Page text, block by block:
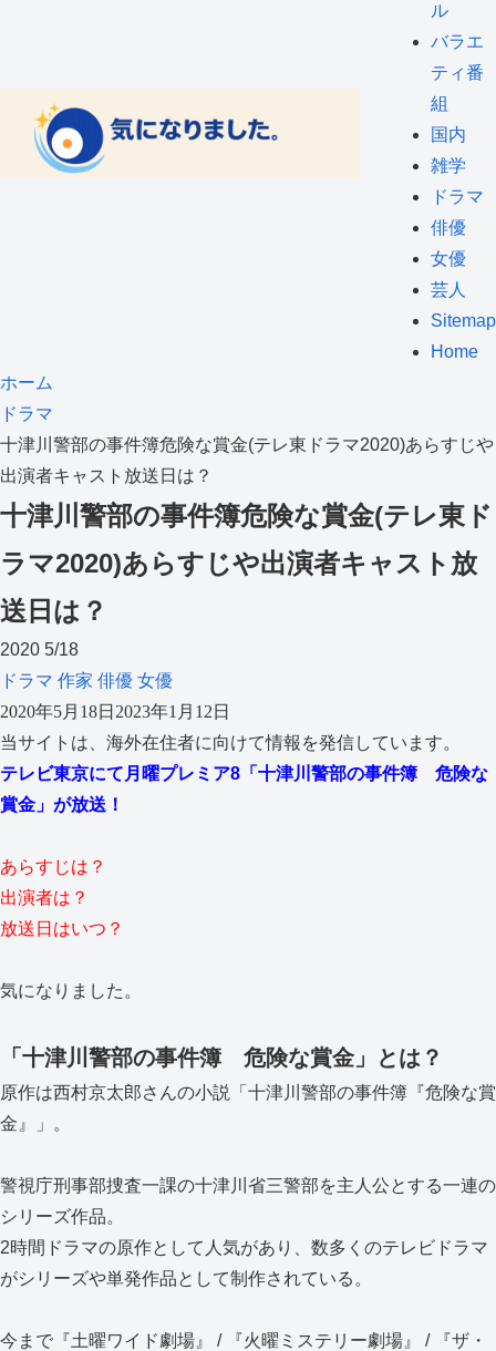
ル
バラエ
ティ番
組
国内
雑学
ドラマ
俳優
女優
芸人
Sitemap
Home
ホーム
ドラマ
十津川警部の事件簿危険な賞金(テレ東ドラマ2020)あらすじや
出演者キャスト放送日は？
十津川警部の事件簿危険な賞金(テレ東ド
ラマ2020)あらすじや出演者キャスト放
送日は？
2020 5/18
ドラマ 作家 俳優 女優
2020年5月18日 2023年1月12日
当サイトは、海外在住者に向けて情報を発信しています。
テレビ東京にて月曜プレミア8「十津川警部の事件簿 危険な
賞金」が放送！
あらすじは？
出演者は？
放送日はいつ？
気になりました。
「十津川警部の事件簿 危険な賞金」とは？
原作は西村京太郎さんの小説「十津川警部の事件簿『危険な賞
金』」。
警視庁刑事部捜査一課の十津川省三警部を主人公とする一連の
シリーズ作品。
2時間ドラマの原作として人気があり、数多くのテレビドラマ
がシリーズや単発作品として制作されている。
今まで『土曜ワイド劇場』 / 『火曜ミステリー劇場』 / 『ザ・